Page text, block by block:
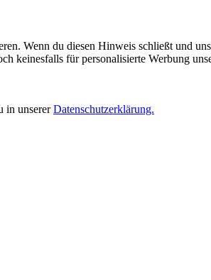
Wenn du diesen Hinweis schließt und
keinesfalls für personalisierte Werbung
in unsererDatenschutzerklärung.